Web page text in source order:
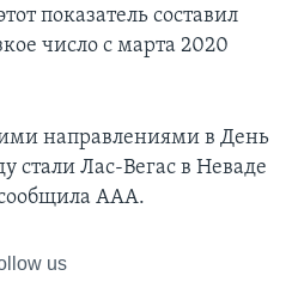
показатель составил
число с марта 2020
направлениями в День
стали Лас-Вегас в Неваде
AAA.
us